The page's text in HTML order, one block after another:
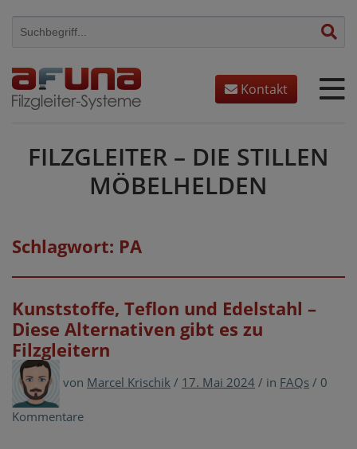
Skip
Kontakt
FILZGLEITER – DIE STILLEN
MÖBELHELDEN
Schlagwort: PA
Kunststoffe, Teflon und Edelstahl –
Diese Alternativen gibt es zu
Filzgleitern
von Marcel Krischik / 17. Mai 2024 / in FAQs / 0
Kommentare